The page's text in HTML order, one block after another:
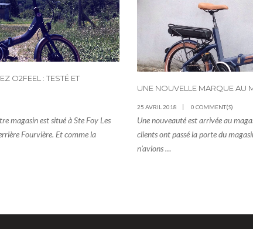
O2FEEL : TESTÉ ET
magasin est situé à Ste Foy Les
Fourvière. Et comme la
UNE NOUVELLE MARQUE AU
25 AVRIL 2018 0 COMMENT(S)
Une nouveauté est arrivée au
clients ont passé la porte du
n’avions …